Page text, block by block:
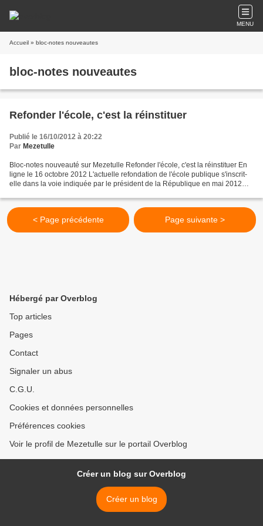
MENU
Accueil » bloc-notes nouveautes
bloc-notes nouveautes
Refonder l'école, c'est la réinstituer
Publié le 16/10/2012 à 20:22
Par Mezetulle
Bloc-notes nouveauté sur Mezetulle Refonder l'école, c'est la réinstituer En
ligne le 16 octobre 2012 L'actuelle refondation de l'école publique s'inscrit-
elle dans la voie indiquée par le président de la République en mai 2012
< Page précédente Page suivante >
Hébergé par Overblog
Top articles
Pages
Contact
Signaler un abus
C.G.U.
Cookies et données personnelles
Préférences cookies
Voir le profil de Mezetulle sur le portail Overblog
Créer un blog sur Overblog
Créer un blog